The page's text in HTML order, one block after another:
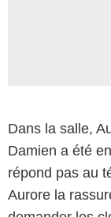
Dans la salle,
Damien a été
répond pas au
Aurore la